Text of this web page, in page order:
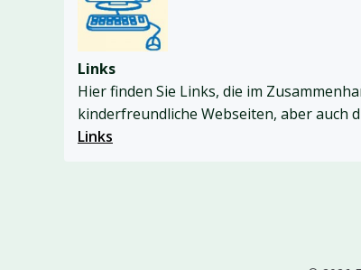
Links
Hier finden Sie Links, die im
kinderfreundliche Webseiten, aber auch
Links